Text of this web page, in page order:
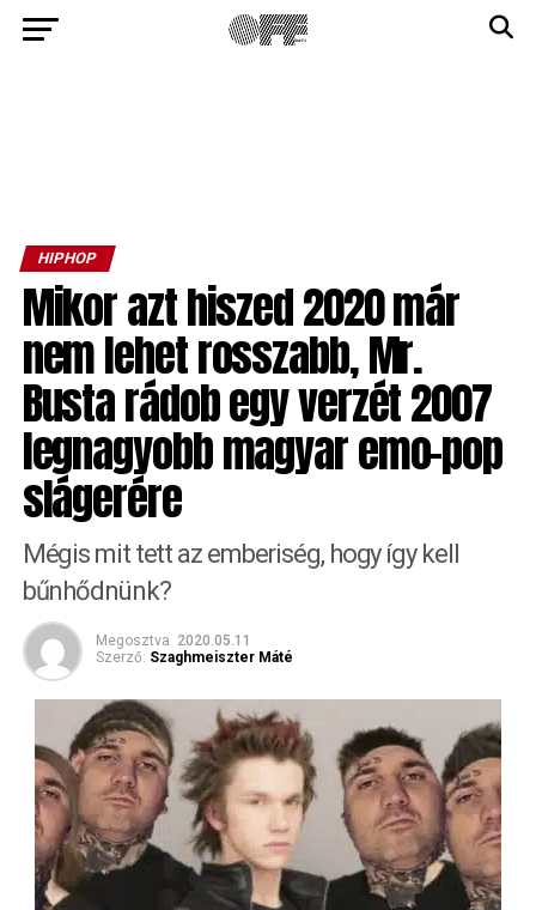
HIPHOP
Mikor azt hiszed 2020 már
nem lehet rosszabb, Mr.
Busta rádob egy verzét 2007
legnagyobb magyar emo-pop
slágerére
Mégis mit tett az emberiség, hogy így kell
bűnhődnünk?
Megosztva 2020.05.11
Szerző: Szaghmeiszter Máté